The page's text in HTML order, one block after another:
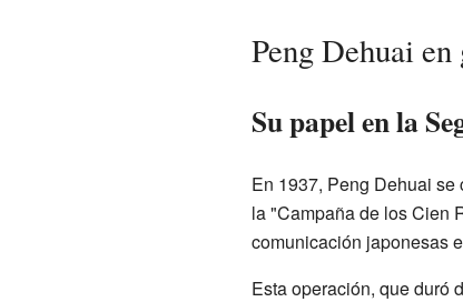
Peng Dehuai
Su papel en la
En 1937, Peng Dehuai
la "Campaña de los Cien
comunicación japonesas
Esta operación, que duró